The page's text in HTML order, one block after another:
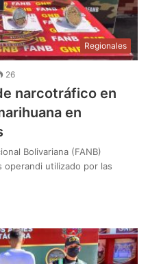
Regionales
26
narcotráfico en
en
Bolivariana (FANB)
utilizado por las